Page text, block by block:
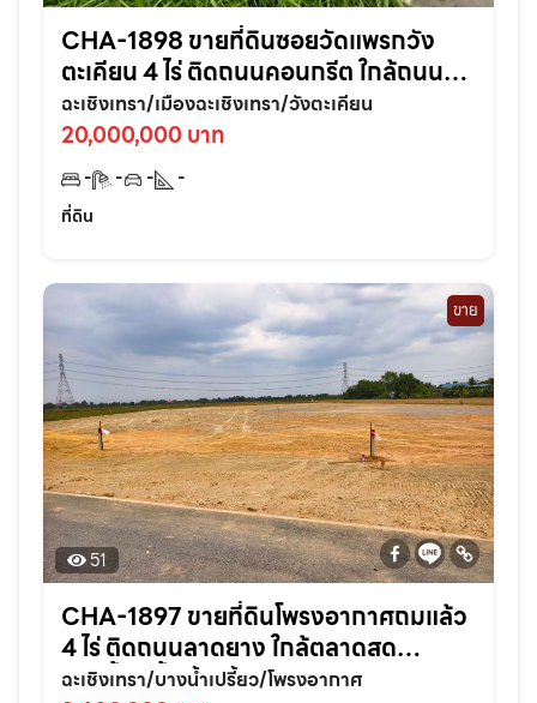
CHA-1898 ขายที่ดินซอยวัดแพรกวัง
ตะเคียน 4 ไร่ ติดถนนคอนกรีต ใกล้ถนน
เส้นสุวินทวงศ์304-800เมตร อ.เมือง
ฉะเชิงเทรา
ฉะเชิงเทรา/เมืองฉะเชิงเทรา/วังตะเคียน
20,000,000 บาท
- - -
-
ที่ดิน
ขาย
51
CHA-1897 ขายที่ดินโพรงอากาศถมแล้ว
4 ไร่ ติดถนนลาดยาง ใกล้ตลาดสด
บางน้ำเปรี้ยว-6กม. จ.ฉะเชิงเทรา
ฉะเชิงเทรา/บางน้ำเปรี้ยว/โพรงอากาศ